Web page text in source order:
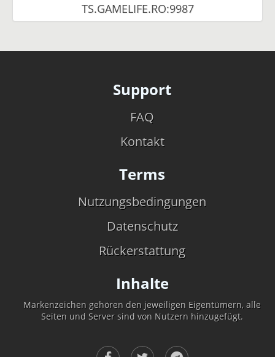
TS.GAMELIFE.RO:9987
Support
FAQ
Kontakt
Terms
Nutzungsbedingungen
Datenschutz
Rückerstattung
Inhalte
Markenzeichen gehören den jeweiligen Eigentümern, alle
Seiten und Server sind von Nutzern hinzugefügt.